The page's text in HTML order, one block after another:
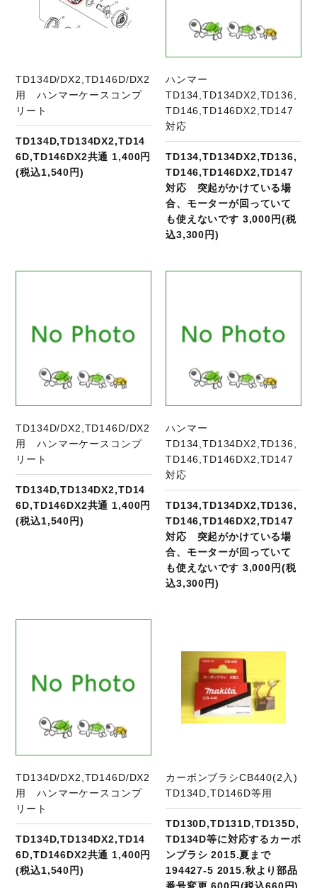
TD134D/DX2,TD146D/DX2
用 ハンマーケースコンプ
リート
TD134D,TD134DX2,TD14
6D,TD146DX2共通 1,400円
(税込1,540円)
ハンマー
TD134,TD134DX2,TD136,
TD146,TD146DX2,TD147
対応
TD134,TD134DX2,TD136,
TD146,TD146DX2,TD147
対応 突起がかけている場
合、モーターが回っていて
も使えないです 3,000円(税
込3,300円)
TD134D/DX2,TD146D/DX2
用 ハンマーケースコンプ
リート
TD134D,TD134DX2,TD14
6D,TD146DX2共通 1,400円
(税込1,540円)
ハンマー
TD134,TD134DX2,TD136,
TD146,TD146DX2,TD147
対応
TD134,TD134DX2,TD136,
TD146,TD146DX2,TD147
対応 突起がかけている場
合、モーターが回っていて
も使えないです 3,000円(税
込3,300円)
TD134D/DX2,TD146D/DX2
用 ハンマーケースコンプ
リート
TD134D,TD134DX2,TD14
6D,TD146DX2共通 1,400円
(税込1,540円)
カーボンブラシCB440(2入)
TD134D,TD146D等用
TD130D,TD131D,TD135D,
TD134D等に対応するカーボ
ンブラシ 2015.夏まで
194427-5 2015.秋より部品
番号変更 600円(税込660円)